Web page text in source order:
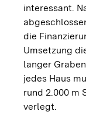
interessant.
die
Umsetzung
langer
jedes Haus
rund 2.000 m
verlegt.